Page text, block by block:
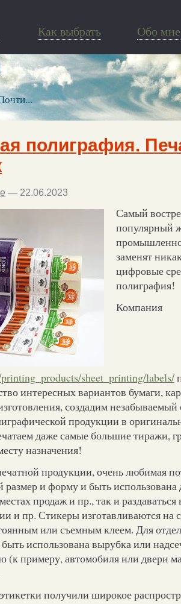
Как выбрать Обо мне
полиграфия.
— 22.06.2023
Самый
популярный
заменят
цифровые
полиграфия!
Компания
sheet_printing/labels/
интересных вариантов бумаги,
создадим
продукции в
даже самые большие тиражи,
назначения!
продукции, очень любимая
размер и форму и быть использована
продаж и пр., так и
и пр. Стикеры изготавливаются на
или съемным клеем. Для
использована вырубка или
(к примеру, автомобиля или двери
получили широкое